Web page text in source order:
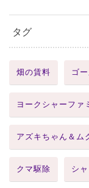
タグ
畑の賃料 ゴ
ヨークシャーファ
アズキちゃん＆ム
クマ駆除 シ